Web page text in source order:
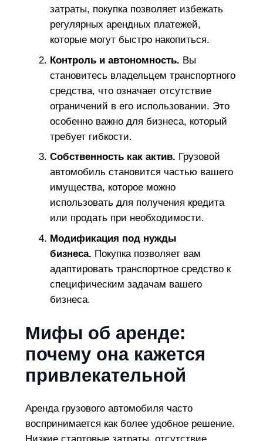
затраты, покупка позволяет избежать
регулярных арендных платежей,
которые могут быстро накопиться.
Контроль и автономность. Вы
становитесь владельцем транспортного
средства, что означает отсутствие
ограничений в его использовании. Это
особенно важно для бизнеса, который
требует гибкости.
Собственность как актив. Грузовой
автомобиль становится частью вашего
имущества, которое можно
использовать для получения кредита
или продать при необходимости.
Модификация под нужды
бизнеса. Покупка позволяет вам
адаптировать транспортное средство к
специфическим задачам вашего
бизнеса.
Мифы об аренде:
почему она кажется
привлекательной
Аренда грузового автомобиля часто
воспринимается как более удобное решение.
Низкие стартовые затраты, отсутствие